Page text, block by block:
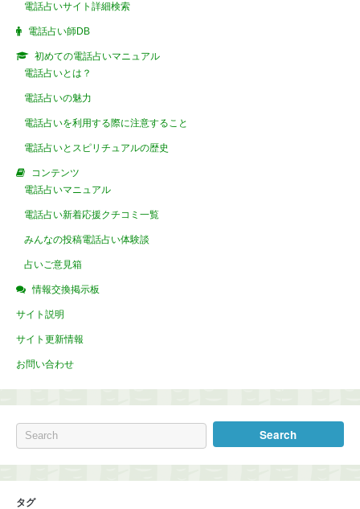
電話占いサイト詳細検索
電話占い師DB
初めての電話占いマニュアル
電話占いとは？
電話占いの魅力
電話占いを利用する際に注意すること
電話占いとスピリチュアルの歴史
コンテンツ
電話占いマニュアル
電話占い新着応援クチコミ一覧
みんなの投稿電話占い体験談
占いご意見箱
情報交換掲示板
サイト説明
サイト更新情報
お問い合わせ
タグ